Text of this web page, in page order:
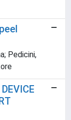
Pedicini,